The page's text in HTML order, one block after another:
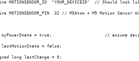
MOTIONSENSOR_ID  "YOUR_DEVICEID"  // Should look
MOTIONSENSOR_PIN  32 // M5Atom + M5 Motion Sensor
myPowerState = true;                     // assume
lastMotionState = false;
long lastChange = 0;